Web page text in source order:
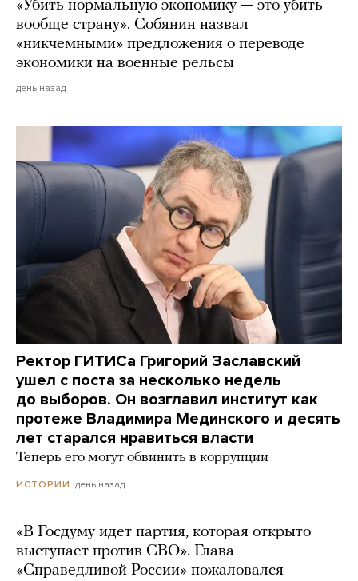
«Убить нормальную экономику — это убить
вообще страну». Собянин назвал
«никчемными» предложения о переводе
экономики на военные рельсы
день назад
Ректор ГИТИСа Григорий Заславский
ушел с поста за несколько недель
до выборов. Он возглавил институт как
протеже Владимира Мединского и десять
лет старался нравиться власти
Теперь его могут обвинить в коррупции
ИСТОРИИ день назад
«В Госдуму идет партия, которая открыто
выступает против СВО». Глава
«Справедливой России» пожаловался